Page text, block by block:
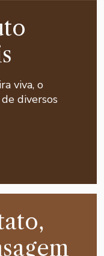
viva, o
diversos